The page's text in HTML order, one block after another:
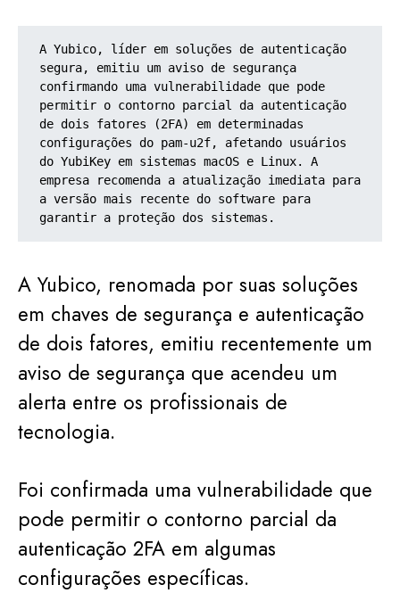
A Yubico, líder em soluções de autenticação
segura, emitiu um aviso de segurança
confirmando uma vulnerabilidade que pode
permitir o contorno parcial da autenticação
de dois fatores (2FA) em determinadas
configurações do pam-u2f, afetando usuários
do YubiKey em sistemas macOS e Linux. A
empresa recomenda a atualização imediata para
a versão mais recente do software para
garantir a proteção dos sistemas.
A Yubico, renomada por suas soluções
em chaves de segurança e autenticação
de dois fatores, emitiu recentemente um
aviso de segurança que acendeu um
alerta entre os profissionais de
tecnologia.
Foi confirmada uma vulnerabilidade que
pode permitir o contorno parcial da
autenticação 2FA em algumas
configurações específicas.